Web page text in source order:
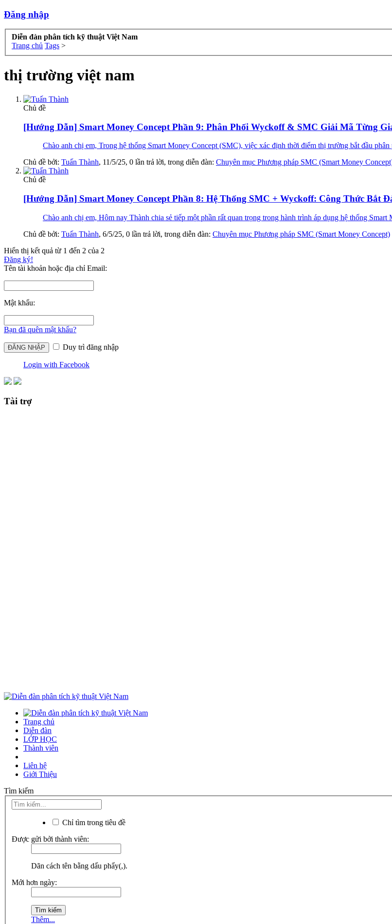
Đăng nhập
Diễn đàn phân tích kỹ thuật Việt Nam
Trang chủ Tags >
thị trường việt nam
Chủ đề
[Hướng Dẫn] Smart Money Concept Phần 9: Phân Phối Wyckoff & SMC Giải Mã Từng
Chào anh chị em, Trong hệ thống Smart Money Concept (SMC), việc xác định thời điểm thị trường bắt đầu
Chủ đề bởi: Tuấn Thành, 11/5/25, 0 lần trả lời, trong diễn đàn: Chuyên mục Phương pháp SMC (Smart Money
Chủ đề
[Hướng Dẫn] Smart Money Concept Phần 8: Hệ Thống SMC + Wyckoff: Công Thức Bắt
Chào anh chị em, Hôm nay Thành chia sẻ tiếp một phần rất quan trọng trong hành trình áp dụng hệ thống
Chủ đề bởi: Tuấn Thành, 6/5/25, 0 lần trả lời, trong diễn đàn: Chuyên mục Phương pháp SMC (Smart Money Concept)
Hiển thị kết quả từ 1 đến 2 của 2
Đăng ký!
Tên tài khoản hoặc địa chỉ Email:
Mật khẩu:
Bạn đã quên mật khẩu?
Duy trì đăng nhập
Login with Facebook
Tài trợ
Trang chủ
Diễn đàn
LỚP HỌC
Thành viên
Liên hệ
Giới Thiệu
Tìm kiếm
Chỉ tìm trong tiêu đề
Được gửi bởi thành viên:
Dãn cách tên bằng dấu phẩy(,).
Mới hơn ngày:
Thêm...